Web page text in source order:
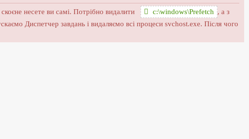
несете ви самі. Потрібно видалити c:\windows\Prefetch , а з
Диспетчер завдань і видаляємо всі процеси svchost.exe. Після чого